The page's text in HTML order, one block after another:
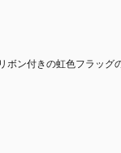
ボン付きの虹色フラッグ